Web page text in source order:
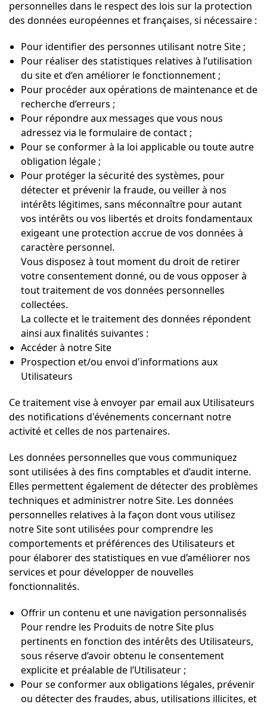
personnelles dans le respect des lois sur la protection
des données européennes et françaises, si nécessaire :
Pour identifier des personnes utilisant notre Site ;
Pour réaliser des statistiques relatives à l’utilisation
du site et d’en améliorer le fonctionnement ;
Pour procéder aux opérations de maintenance et de
recherche d’erreurs ;
Pour répondre aux messages que vous nous
adressez via le formulaire de contact ;
Pour se conformer à la loi applicable ou toute autre
obligation légale ;
Pour protéger la sécurité des systèmes, pour
détecter et prévenir la fraude, ou veiller à nos
intérêts légitimes, sans méconnaître pour autant
vos intérêts ou vos libertés et droits fondamentaux
exigeant une protection accrue de vos données à
caractère personnel.
Vous disposez à tout moment du droit de retirer
votre consentement donné, ou de vous opposer à
tout traitement de vos données personnelles
collectées.
La collecte et le traitement des données répondent
ainsi aux finalités suivantes :
Accéder à notre Site
Prospection et/ou envoi d'informations aux
Utilisateurs
Ce traitement vise à envoyer par email aux Utilisateurs
des notifications d'événements concernant notre
activité et celles de nos partenaires.
Les données personnelles que vous communiquez
sont utilisées à des fins comptables et d’audit interne.
Elles permettent également de détecter des problèmes
techniques et administrer notre Site. Les données
personnelles relatives à la façon dont vous utilisez
notre Site sont utilisées pour comprendre les
comportements et préférences des Utilisateurs et
pour élaborer des statistiques en vue d’améliorer nos
services et pour développer de nouvelles
fonctionnalités.
Offrir un contenu et une navigation personnalisés
Pour rendre les Produits de notre Site plus
pertinents en fonction des intérêts des Utilisateurs,
sous réserve d’avoir obtenu le consentement
explicite et préalable de l’Utilisateur ;
Pour se conformer aux obligations légales, prévenir
ou détecter des fraudes, abus, utilisations illicites, et